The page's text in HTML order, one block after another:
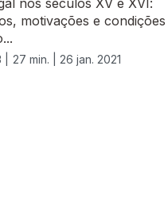
nos séculos XV e XVI:
motivações e condições
27 min. | 26 jan. 2021